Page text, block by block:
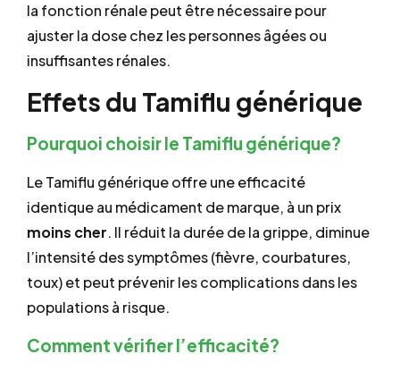
la fonction rénale peut être nécessaire pour
ajuster la dose chez les personnes âgées ou
insuffisantes rénales.
Effets du Tamiflu générique
Pourquoi choisir le Tamiflu générique?
Le Tamiflu générique offre une efficacité
identique au médicament de marque, à un prix
moins cher. Il réduit la durée de la grippe, diminue
l’intensité des symptômes (fièvre, courbatures,
toux) et peut prévenir les complications dans les
populations à risque.
Comment vérifier l’efficacité?